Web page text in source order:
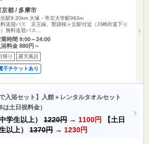
京都 / 多摩市
駅9.20km 大塚・帝京大学駅983m
送迎バス 京王線、聖蹟桜ヶ丘駅付近（川崎街道下り
無料送迎バス…
業時間 9:00～24:00
浴料金 880円～
帰り 露天風呂
子チケットあり
で入浴セット】入館＋レンタルタオルセット
は土日祝料金）
学生以上） 1220円 → 1100円
【土日
以上） 1370円 → 1230円